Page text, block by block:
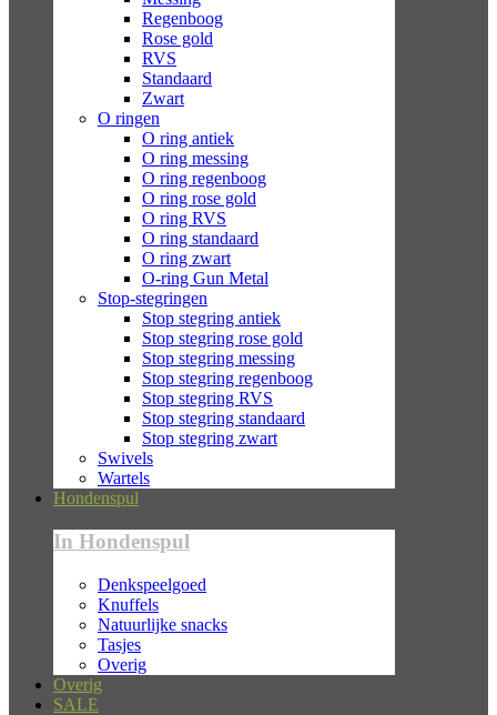
Regenboog
Rose gold
RVS
Standaard
Zwart
O ringen
O ring antiek
O ring messing
O ring regenboog
O ring rose gold
O ring RVS
O ring standaard
O ring zwart
O-ring Gun Metal
Stop-stegringen
Stop stegring antiek
Stop stegring rose gold
Stop stegring messing
Stop stegring regenboog
Stop stegring RVS
Stop stegring standaard
Stop stegring zwart
Swivels
Wartels
Hondenspul
In Hondenspul
Denkspeelgoed
Knuffels
Natuurlijke snacks
Tasjes
Overig
Overig
SALE